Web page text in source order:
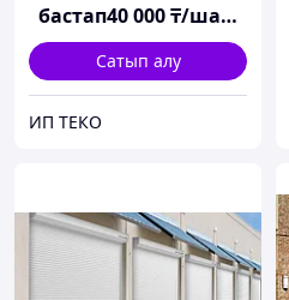
бастап40 000₸/шаршы м
Сатып алу
ИП ТЕКО